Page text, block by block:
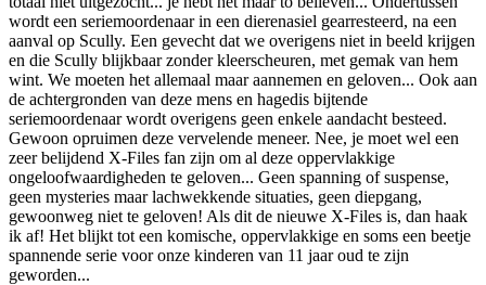
wordt een seriemoordenaar in een dierenasiel gearresteerd, na een
aanval op Scully. Een gevecht dat we overigens niet in beeld krijgen
en die Scully blijkbaar zonder kleerscheuren, met gemak van hem
wint. We moeten het allemaal maar aannemen en geloven... Ook aan
de achtergronden van deze mens en hagedis bijtende
seriemoordenaar wordt overigens geen enkele aandacht besteed.
Gewoon opruimen deze vervelende meneer. Nee, je moet wel een
zeer belijdend X-Files fan zijn om al deze oppervlakkige
ongeloofwaardigheden te geloven... Geen spanning of suspense,
geen mysteries maar lachwekkende situaties, geen diepgang,
gewoonweg niet te geloven! Als dit de nieuwe X-Files is, dan haak
ik af! Het blijkt tot een komische, oppervlakkige en soms een beetje
spannende serie voor onze kinderen van 11 jaar oud te zijn
geworden...